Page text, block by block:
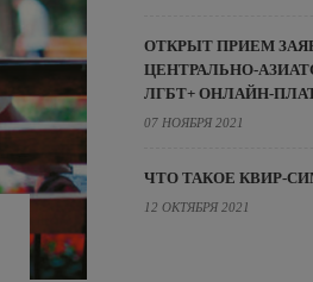
ОТКРЫТ ПРИЕМ
ЦЕНТРАЛЬНО-
ЛГБТ+ ОНЛАЙН-
07 НОЯБРЯ 2021
ЧТО ТАКОЕ КВИР-
12 ОКТЯБРЯ 2021